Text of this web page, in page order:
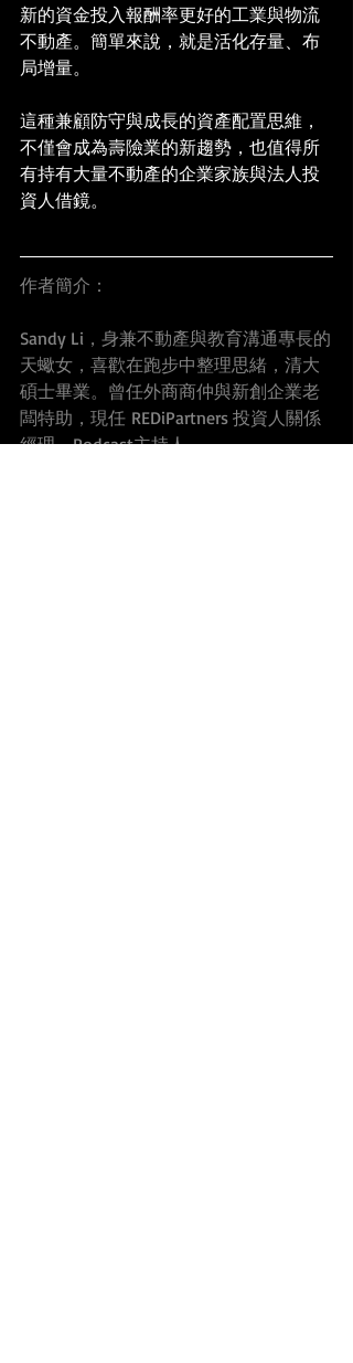
新的資金投入報酬率更好的工業與物流
不動產。簡單來說，就是活化存量、布
局增量。
這種兼顧防守與成長的資產配置思維，
不僅會成為壽險業的新趨勢，也值得所
有持有大量不動產的企業家族與法人投
資人借鏡。
作者簡介：
Sandy Li，身兼不動產與教育溝通專長的
天蠍女，喜歡在跑步中整理思緒，清大
碩士畢業。曾任外商商仲與新創企業老
闆特助，現任 REDiPartners 投資人關係
經理，Podcast主持人。